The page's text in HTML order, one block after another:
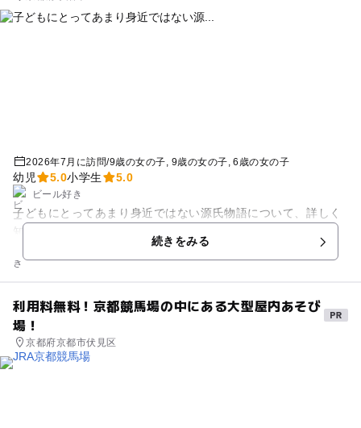
2026年7月に訪問/9歳の女の子 9歳の女の子 6歳の女の子
幼児 5.0小学生 5.0
ビール好き
子どもにとってあまり身近ではない源氏物語について、詳しく
知れた。
続きをみる
利用料無料！京都競馬場の中にある大型屋内あそび
場！
京都府京都市伏見区